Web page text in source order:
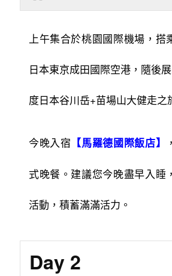
上午集合於桃園國際機場，搭
日本東京成田國際空港，隨後
度日本谷川岳+苗場山大健走之
今晚入宿 【馬羅德國際飯店】
式晚餐。建議您今晚盡早入睡
活動，積蓄滿滿活力。
Day 2